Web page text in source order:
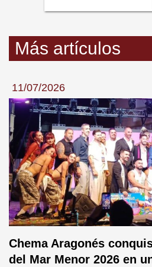
Más artículos
11/07/2026
Chema Aragonés
del Mar Menor 2026 en